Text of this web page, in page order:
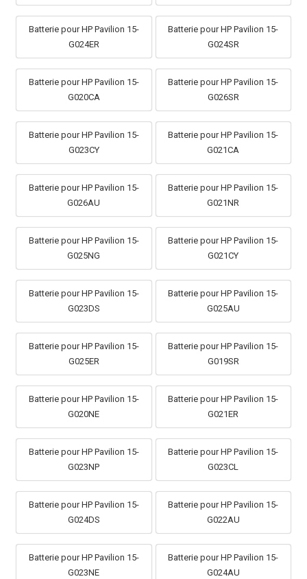
Batterie pour HP Pavilion 15-
G024ER
Batterie pour HP Pavilion 15-
G024SR
Batterie pour HP Pavilion 15-
G020CA
Batterie pour HP Pavilion 15-
G026SR
Batterie pour HP Pavilion 15-
G023CY
Batterie pour HP Pavilion 15-
G021CA
Batterie pour HP Pavilion 15-
G026AU
Batterie pour HP Pavilion 15-
G021NR
Batterie pour HP Pavilion 15-
G025NG
Batterie pour HP Pavilion 15-
G021CY
Batterie pour HP Pavilion 15-
G023DS
Batterie pour HP Pavilion 15-
G025AU
Batterie pour HP Pavilion 15-
G025ER
Batterie pour HP Pavilion 15-
G019SR
Batterie pour HP Pavilion 15-
G020NE
Batterie pour HP Pavilion 15-
G021ER
Batterie pour HP Pavilion 15-
G023NP
Batterie pour HP Pavilion 15-
G023CL
Batterie pour HP Pavilion 15-
G024DS
Batterie pour HP Pavilion 15-
G022AU
Batterie pour HP Pavilion 15-
G023NE
Batterie pour HP Pavilion 15-
G024AU